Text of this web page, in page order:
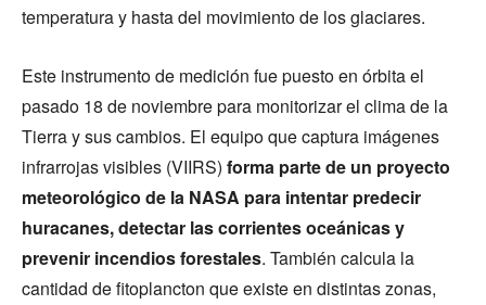
temperatura y hasta del movimiento de los glaciares.
Este instrumento de medición fue puesto en órbita el
pasado 18 de noviembre para monitorizar el clima de la
Tierra y sus cambios. El equipo que captura imágenes
infrarrojas visibles (VIIRS) forma parte de un proyecto
meteorológico de la NASA para intentar predecir
huracanes, detectar las corrientes oceánicas y
prevenir incendios forestales. También calcula la
cantidad de fitoplancton que existe en distintas zonas,